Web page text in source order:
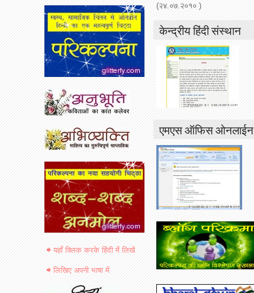
(२४.०७.२०१० )
केन्द्रीय हिंदी संस्थान
एमएस ऑफिस ओनलाईन
यहाँ क्लिक करके हिंदी में लिखें
लिखिए अपनी भाषा में